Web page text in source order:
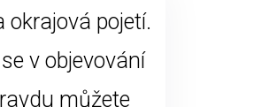
okrajová pojetí.
v objevování
můžete